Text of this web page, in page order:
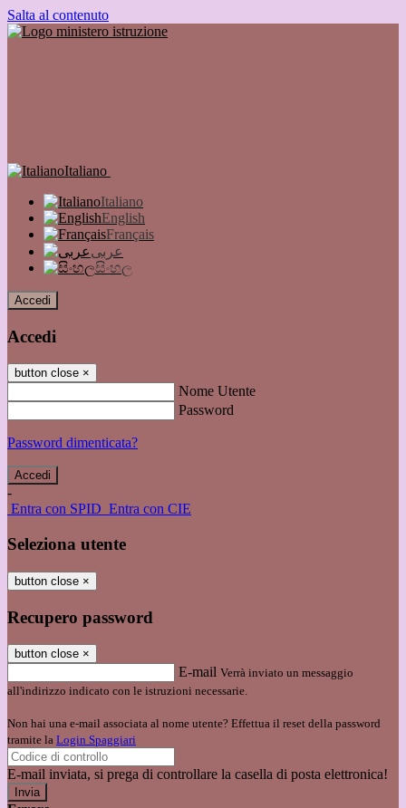
Salta al contenuto
Italiano
Italiano
English
Français
عربى
සිංහල
Accedi
Accedi
button close ×
Nome Utente
Password
Password dimenticata?
-
Entra con SPID Entra con CIE
Seleziona utente
button close ×
Recupero password
button close ×
E-mail Verrà inviato un messaggio
all'indirizzo indicato con le istruzioni necessarie.
Non hai una e-mail associata al nome utente? Effettua il reset della password
tramite la Login Spaggiari
E-mail inviata, si prega di controllare la casella di posta elettronica!